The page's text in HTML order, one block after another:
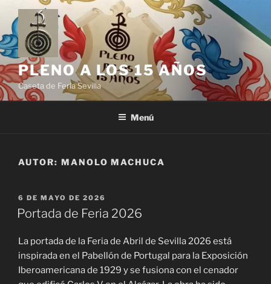
Saltar
contenido
PLENO A LOS 15 AÑOS
Caseta de Feria Sevilla
Menú
AUTOR: MANOLO MACHUCA
PUBLICADO
EL
6 DE MAYO DE 2026
Portada de Feria 2026
La portada de la Feria de Abril de Sevilla 2026 está
inspirada en el Pabellón de Portugal para la Exposición
Iberoamericana de 1929 y se fusiona con el cenador